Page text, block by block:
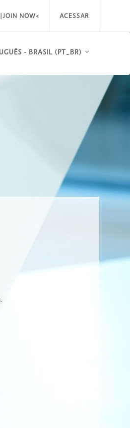
NOW< ACESSAR
- BRASIL ‎(PT_BR)‎